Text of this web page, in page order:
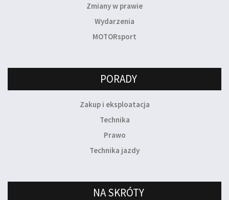
Zmiany w prawie
Wydarzenia
MOTORsport
PORADY
Zakup i eksploatacja
Technika
Prawo
Technika jazdy
NA SKRÓTY